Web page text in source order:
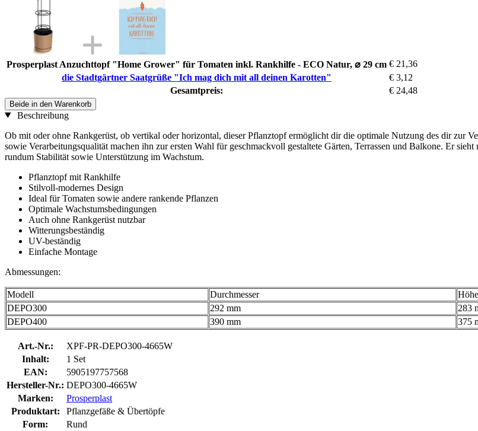
Prosperplast Anzuchttopf "Home Grower" für Tomaten inkl. Rankhilfe - ECO Natur, ⌀ 29 cm € 21,36
die Stadtgärtner Saatgrüße "Ich mag dich mit all deinen Karotten"
€ 3,12
Gesamtpreis:
€ 24,48
Beide in den Warenkorb
Beschreibung
Ob mit oder ohne Rankgerüst, ob vertikal oder horizontal, dieser Pflanztopf ermöglicht dir die optimale Nutzung des dir zur
sowie Verarbeitungsqualität machen ihn zur ersten Wahl für geschmackvoll gestaltete Gärten, Terrassen und Balkone. Er
rundum Stabilität sowie Unterstützung im Wachstum.
Pflanztopf mit Rankhilfe
Stilvoll-modernes Design
Ideal für Tomaten sowie andere rankende Pflanzen
Optimale Wachstumsbedingungen
Auch ohne Rankgerüst nutzbar
Witterungsbeständig
UV-beständig
Einfache Montage
Abmessungen:
Modell Durchmesser Höhe
DEPO300
292 mm 283
DEPO400
390 mm 375
Art.-Nr.:
XPF-PR-DEPO300-4665W
Inhalt:
1 Set
EAN:
5905197757568
Hersteller-Nr.: DEPO300-4665W
Marken:
Prosperplast
Produktart:
Pflanzgefäße & Übertöpfe
Form:
Rund